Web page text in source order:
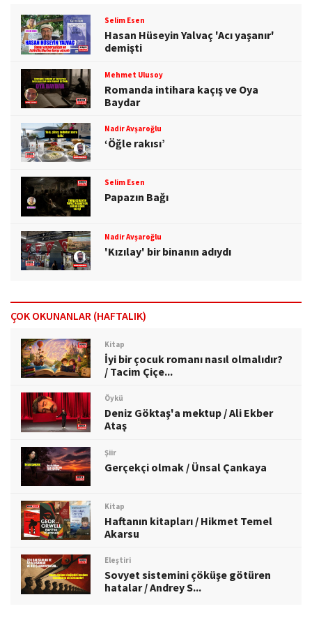
Selim Esen
Hasan Hüseyin Yalvaç 'Acı yaşanır'
demişti
Mehmet Ulusoy
Romanda intihara kaçış ve Oya
Baydar
Nadir Avşaroğlu
‘Öğle rakısı’
Selim Esen
Papazın Bağı
Nadir Avşaroğlu
'Kızılay' bir binanın adıydı
ÇOK OKUNANLAR (HAFTALIK)
Kitap
İyi bir çocuk romanı nasıl olmalıdır?
/ Tacim Çiçe...
Öykü
Deniz Göktaş'a mektup / Ali Ekber
Ataş
Şiir
Gerçekçi olmak / Ünsal Çankaya
Kitap
Haftanın kitapları / Hikmet Temel
Akarsu
Eleştiri
Sovyet sistemini çöküşe götüren
hatalar / Andrey S...